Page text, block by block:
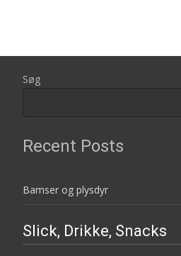
Søg
Recent Posts
Bamser og plysdyr
Slick, Drikke, Snacks